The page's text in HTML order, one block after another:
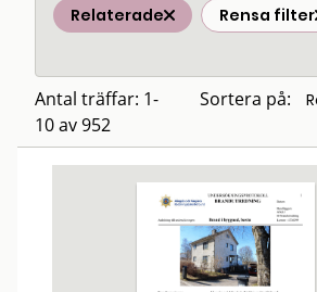
Relaterade Rensa filter
Antal träffar: 1-
10 av 952
Sortera på: